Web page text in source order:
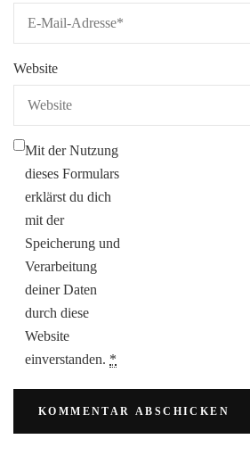
Website
Mit der Nutzung
dieses Formulars
erklärst du dich
mit der
Speicherung und
Verarbeitung
deiner Daten
durch diese
Website
einverstanden. *